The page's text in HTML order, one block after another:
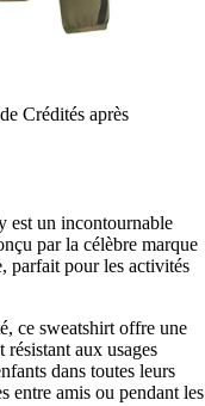
Crédités après
est un incontournable
par la célèbre marque
parfait pour les activités
ce sweatshirt offre une
aux usages
dans toutes leurs
entre amis ou pendant les